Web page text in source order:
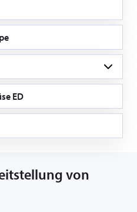
ED
von